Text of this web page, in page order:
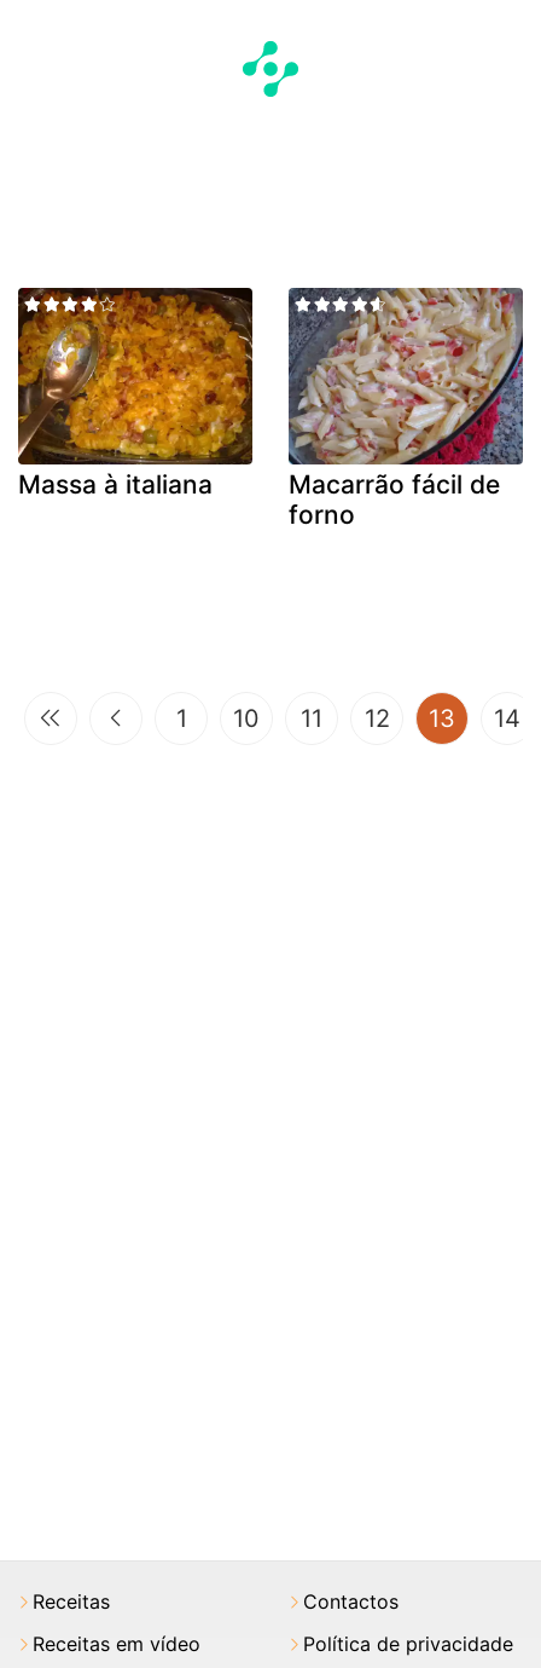
Massa à italiana
Macarrão fácil de
forno
1 10 11 12 13 14
Receitas
Receitas em vídeo
Contactos
Política de privacidade